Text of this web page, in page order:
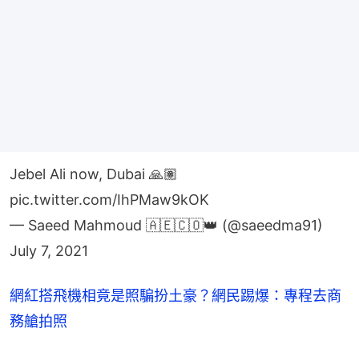
Jebel Ali now, Dubai 🙏🏽
pic.twitter.com/IhPMaw9kOK
— Saeed Mahmoud 🇦🇪🇨🇴👑 (@saeedma91)
July 7, 2021
網紅搭飛機相竟是照騙扮土豪？網民踢爆：專程去商
務艙拍照